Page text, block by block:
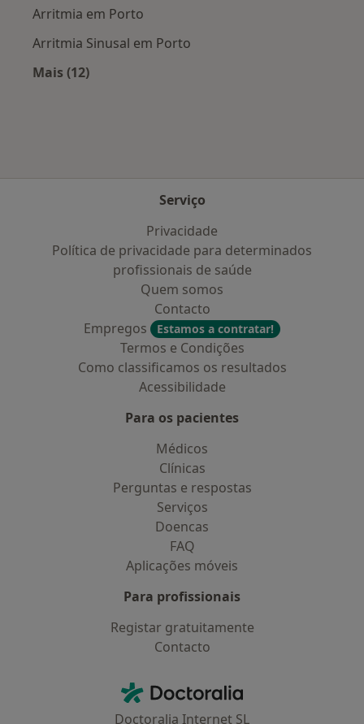
Arritmia em Porto
Arritmia Sinusal em Porto
Mais (12)
Serviço
Privacidade
Política de privacidade para determinados
profissionais de saúde
Quem somos
Contacto
Empregos
Estamos a contratar!
Termos e Condições
Como classificamos os resultados
Acessibilidade
Para os pacientes
Médicos
Clínicas
Perguntas e respostas
Serviços
Doencas
FAQ
Aplicações móveis
Para profissionais
Registar gratuitamente
Contacto
Doctoralia - Homepage
Doctoralia Internet SL